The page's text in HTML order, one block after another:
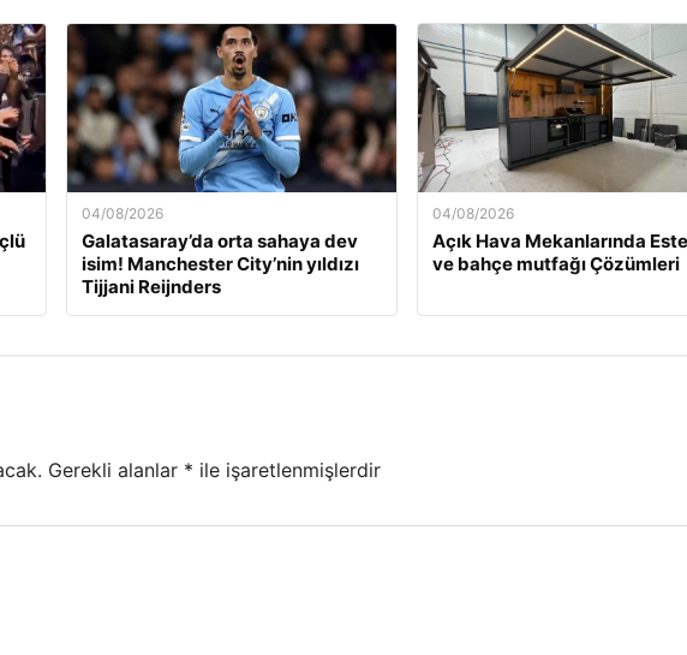
04/08/2026
Galatasaray’da orta sahaya dev
isim! Manchester City’nin yıldızı
Tijjani Reijnders
04/08/2026
Açık Hava Mekanlarında
ve bahçe mutfağı Çözümleri
Gerekli alanlar * ile işaretlenmişlerdir